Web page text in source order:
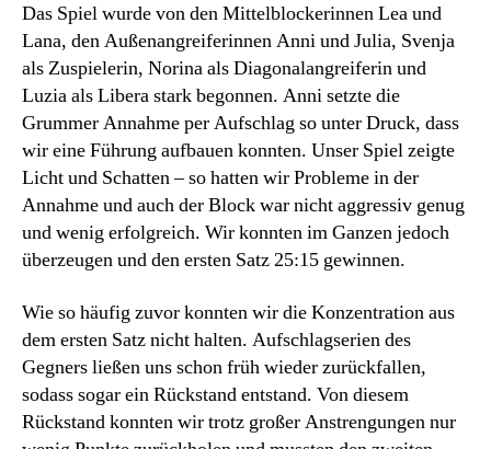
Das Spiel wurde von den Mittelblockerinnen Lea und
Lana, den Außenangreiferinnen Anni und Julia, Svenja
als Zuspielerin, Norina als Diagonalangreiferin und
Luzia als Libera stark begonnen. Anni setzte die
Grummer Annahme per Aufschlag so unter Druck, dass
wir eine Führung aufbauen konnten. Unser Spiel zeigte
Licht und Schatten – so hatten wir Probleme in der
Annahme und auch der Block war nicht aggressiv genug
und wenig erfolgreich. Wir konnten im Ganzen jedoch
überzeugen und den ersten Satz 25:15 gewinnen.
Wie so häufig zuvor konnten wir die Konzentration aus
dem ersten Satz nicht halten. Aufschlagserien des
Gegners ließen uns schon früh wieder zurückfallen,
sodass sogar ein Rückstand entstand. Von diesem
Rückstand konnten wir trotz großer Anstrengungen nur